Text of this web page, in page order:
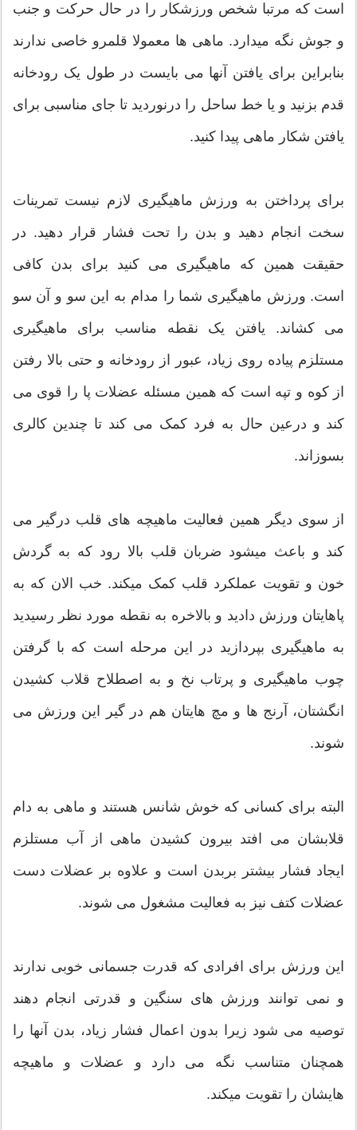
است که مرتبا شخص ورزشکار را در حال حرکت و جنب
و جوش نگه میدارد. ماهی ها معمولا قلمرو خاصی ندارند
بنابراین برای یافتن آنها می بایست در طول یک رودخانه
قدم بزنید و یا خط ساحل را درنوردید تا جای مناسبی برای
یافتن شکار ماهی پیدا کنید.
برای پرداختن به ورزش ماهیگیری لازم نیست تمرینات
سخت انجام دهید و بدن را تحت فشار قرار دهید. در
حقیقت همین که ماهیگیری می کنید برای بدن کافی
است. ورزش ماهیگیری شما را مدام به این سو و آن سو
می کشاند. یافتن یک نقطه مناسب برای ماهیگیری
مستلزم پیاده روی زیاد، عبور از رودخانه و حتی بالا رفتن
از کوه و تپه است که همین مسئله عضلات پا را قوی می
کند و درعین حال به فرد کمک می کند تا چندین کالری
بسوزاند.
از سوی دیگر همین فعالیت ماهیچه های قلب درگیر می
کند و باعث میشود ضربان قلب بالا رود که به گردش
خون و تقویت عملکرد قلب کمک میکند. خب الان که به
پاهایتان ورزش دادید و بالاخره به نقطه مورد نظر رسیدید
به ماهیگیری بپردازید در این مرحله است که با گرفتن
چوب ماهیگیری و پرتاب نخ و به اصطلاح قلاب کشیدن
انگشتان، آرنج ها و مچ هایتان هم در گیر این ورزش می
شوند.
البته برای کسانی که خوش شانس هستند و ماهی به دام
قلابشان می افتد بیرون کشیدن ماهی از آب مستلزم
ایجاد فشار بیشتر بربدن است و علاوه بر عضلات دست
عضلات کتف نیز به فعالیت مشغول می شوند.
این ورزش برای افرادی که قدرت جسمانی خوبی ندارند
و نمی توانند ورزش های سنگین و قدرتی انجام دهند
توصیه می شود زیرا بدون اعمال فشار زیاد، بدن آنها را
همچنان متناسب نگه می دارد و عضلات و ماهیچه
هایشان را تقویت میکند.